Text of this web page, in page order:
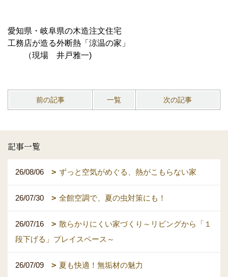
愛知県・岐阜県の木造注文住宅
工務店が造る外断熱「涼温の家」
（現場 井戸雅一)
前の記事 一覧 次の記事
記事一覧
26/08/06 ずっと空気がめぐる、熱がこもらない家
26/07/30 全館空調で、夏の虫対策にも！
26/07/16
散らかりにくい家づくり～リビングから「１
段下げる」プレイスペース～
26/07/09 夏も快適！無垢材の魅力